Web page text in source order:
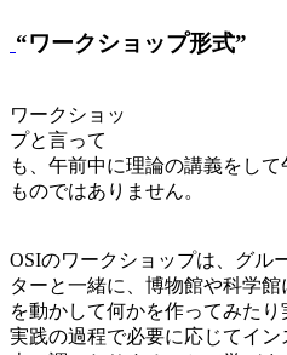
“ワークショップ形式”
ワークショッ
プと言って
も、午前中に理論の講義をし
ものではありません。
OSIのワークショップは、グル
ターと一緒に、博物館や科学
を動かして何かを作ってみたり
実践の過程で必要に応じてイン